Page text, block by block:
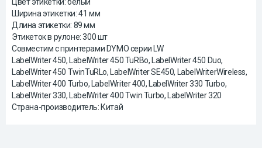
Ширина этикетки: 41 мм
Длина этикетки: 89 мм
Этикеток в рулоне: 300 шт
Совместим с принтерами DYMO серии LW
LabelWriter 450, LabelWriter 450 TuRBo, LabelWriter 450 Duo,
LabelWriter 450 TwinTuRLo, LabelWriter SE450, LabelWriterWireless,
LabelWriter 400 Turbo, LabelWriter 400, LabelWriter 330 Turbo,
LabelWriter 330, LabelWriter 400 Twin Turbo, LabelWriter 320
Страна-производитель: Китай